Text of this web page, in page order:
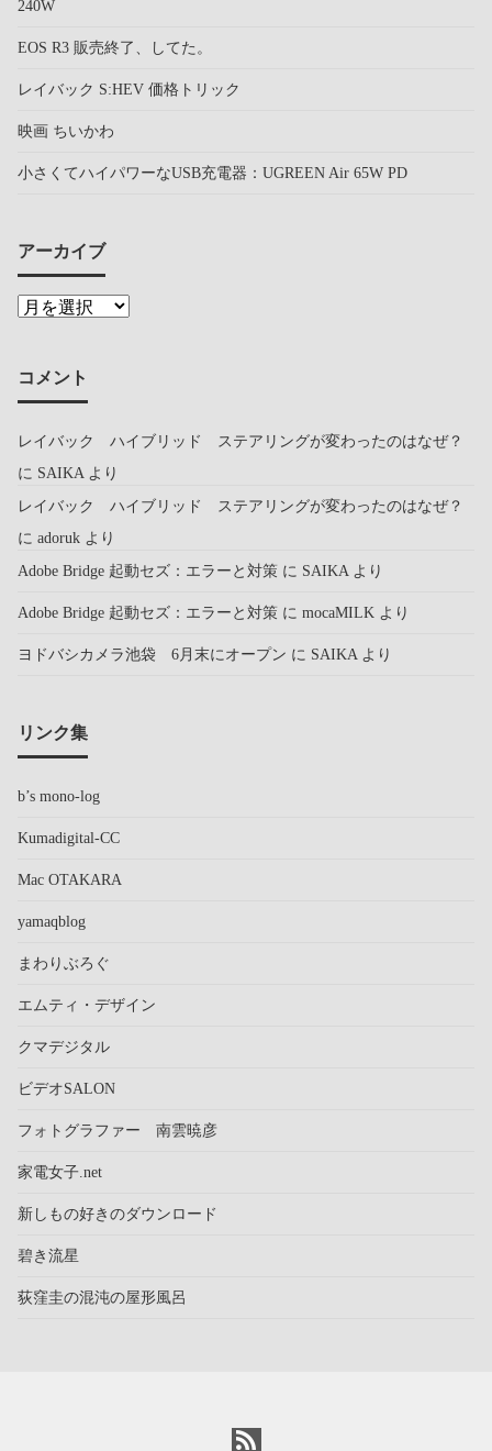
240W
EOS R3 販売終了、してた。
レイバック S:HEV 価格トリック
映画 ちいかわ
小さくてハイパワーなUSB充電器：UGREEN Air 65W PD
アーカイブ
コメント
レイバック ハイブリッド ステアリングが変わったのはなぜ？
に SAIKAより
レイバック ハイブリッド ステアリングが変わったのはなぜ？
に adoruk より
Adobe Bridge 起動セズ：エラーと対策 に SAIKAより
Adobe Bridge 起動セズ：エラーと対策 に mocaMILK より
ヨドバシカメラ池袋 6月末にオープン に SAIKAより
リンク集
b’s mono-log
Kumadigital-CC
Mac OTAKARA
yamaqblog
まわりぶろぐ
エムティ・デザイン
クマデジタル
ビデオSALON
フォトグラファー 南雲暁彦
家電女子.net
新しもの好きのダウンロード
碧き流星
荻窪圭の混沌の屋形風呂